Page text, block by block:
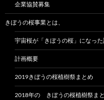
企業協賛募集
きぼうの桜事業とは、
宇宙桜が「きぼうの桜」になった
計画概要
2019きぼうの桜植樹祭まとめ
2018年の きぼうの桜植樹祭ま